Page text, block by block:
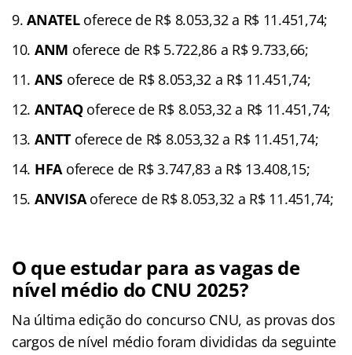
ANATELoferece de R$ 8.053,32 a R$ 11.451,74;
ANM oferece de R$ 5.722,86 a R$ 9.733,66;
ANS oferece de R$ 8.053,32 a R$ 11.451,74;
ANTAQoferece de R$ 8.053,32 a R$ 11.451,74;
ANTToferece de R$ 8.053,32 a R$ 11.451,74;
HFA oferece de R$ 3.747,83 a R$ 13.408,15;
ANVISAoferece de R$ 8.053,32 a R$ 11.451,74;
O que estudar para as vagas de
nível médio do CNU 2025?
Na última edição do concurso CNU, as provas dos
cargos de nível médio foram divididas da seguinte